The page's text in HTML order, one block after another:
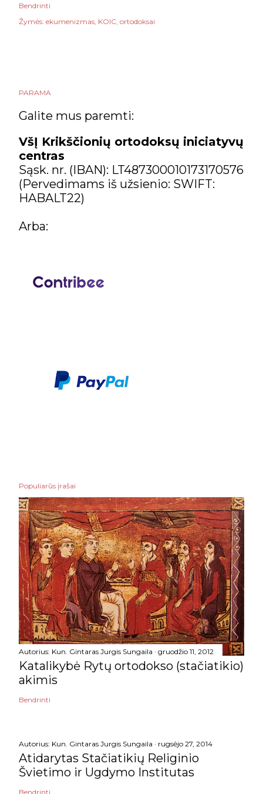
Bendrinti
Žymės: ekumenizmas KOIC ortodoksai
PARAMA
Galite mus paremti:
VšĮ Krikščionių ortodoksų iniciatyvų
centras
Sąsk. nr. (IBAN): LT487300010173170576
(Pervedimams iš užsienio: SWIFT:
HABALT22)
Arba:
Populiarūs įrašai
Autorius: Kun. Gintaras Jurgis Sungaila gruodžio 11, 2012
Katalikybė Rytų ortodokso (stačiatikio)
akimis
Bendrinti
Autorius: Kun. Gintaras Jurgis Sungaila rugsėjo 27, 2014
Atidarytas Stačiatikių Religinio
Švietimo ir Ugdymo Institutas
Bendrinti